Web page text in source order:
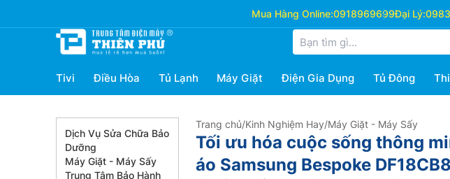
Mua Hàng Online:0918969699Đại Lý:
Tivi Điều Hòa Tủ Lạnh Máy Giặt Điện Gia Dụng Tủ Đông
Dịch Vụ Sửa Chữa Bảo
Dưỡng
Máy Giặt - Máy Sấy
Trung Tâm Bảo Hành
Trang chủ/Kinh Nghiệm Hay/Máy Giặt - Máy Sấy
Tối ưu hóa cuộc sống thông
áo Samsung Bespoke